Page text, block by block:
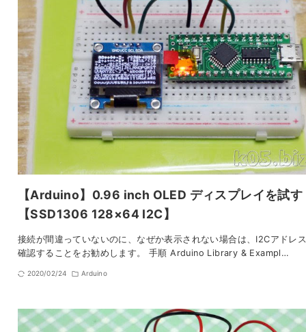
【Arduino】0.96 inch OLED ディスプレイを試す
【SSD1306 128×64 I2C】
接続が間違っていないのに、なぜか表示されない場合は、I2Cアドレ
確認することをお勧めします。 手順 Arduino Library & Exampl…
2020/02/24 Arduino